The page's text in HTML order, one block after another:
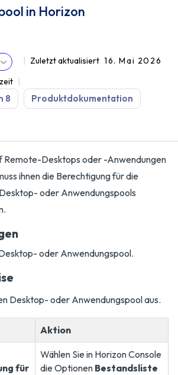
in Horizon
Zuletzt aktualisiert 16. Mai 2026
8 Produktdokumentation
Remote-Desktops oder -Anwendungen
ihnen die Berechtigung für die
oder Anwendungspools
oder Anwendungspool.
Desktop- oder Anwendungspool aus.
Aktion
für
Wählen Sie in Horizon Console
die Optionen Bestandsliste